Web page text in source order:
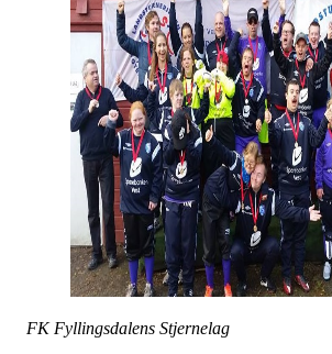
FK Fyllingsdalens Stjernelag